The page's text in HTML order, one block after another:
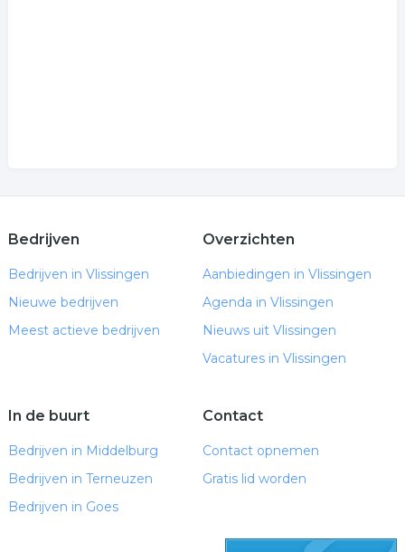
Bedrijven
Bedrijven in Vlissingen
Nieuwe bedrijven
Meest actieve bedrijven
Overzichten
Aanbiedingen in Vlissingen
Agenda in Vlissingen
Nieuws uit Vlissingen
Vacatures in Vlissingen
In de buurt
Bedrijven in Middelburg
Bedrijven in Terneuzen
Bedrijven in Goes
Contact
Contact opnemen
Gratis lid worden